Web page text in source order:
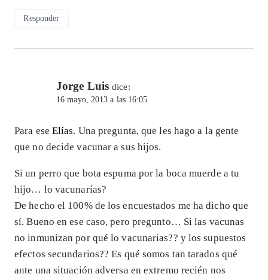
Responder
Jorge Luis dice:
16 mayo, 2013 a las 16:05
Para ese Elías. Una pregunta, que les hago a la gente
que no decide vacunar a sus hijos.
Si un perro que bota espuma por la boca muerde a tu
hijo… lo vacunarías?
De hecho el 100% de los encuestados me ha dicho que
sí. Bueno en ese caso, pero pregunto… Si las vacunas
no inmunizan por qué lo vacunarias?? y los supuestos
efectos secundarios?? Es qué somos tan tarados qué
ante una situación adversa en extremo recién nos